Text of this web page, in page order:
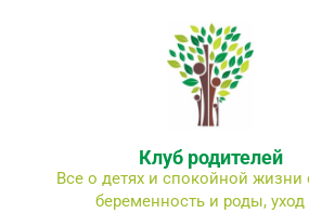
Клуб родителей
Все о детях и спокойной жизни
беременность и роды, уход